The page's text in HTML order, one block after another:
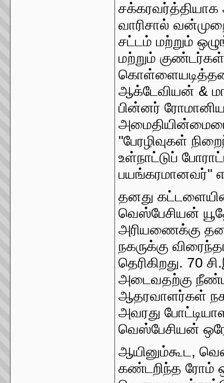
வாரிசால்
சட்டம் மற்றும்
மற்றும்
ஆக்டேவியன் &
பின்னர்
"பேரழிவுகள்
உள்நாட்டுப்
பயங்கரமானவர்"
தனது
வெஸ்பேசியன்
அரியணைக்கு
நகருக்கு
தெரிகிறது.
அடைவதற்கு நீண்ட
ஆதரவாளர்கள்
அவரது
வெஸ்பேசியன்
ஆயினும்கூட,
கண்டறிந்த ரோம்